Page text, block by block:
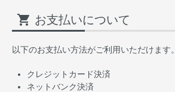
shopping_cart お支払いについて
以下のお支払い方法がご利用いただけます。
クレジットカード決済
ネットバンク決済